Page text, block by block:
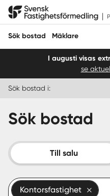
Hoppa
Svensk Fastighetsförmedling
Sök bostad Mäklare
Sälja
Köpa
I augusti visas
se
Sök bostad i:
Sök bostad
Till salu
Kontorsfastighet